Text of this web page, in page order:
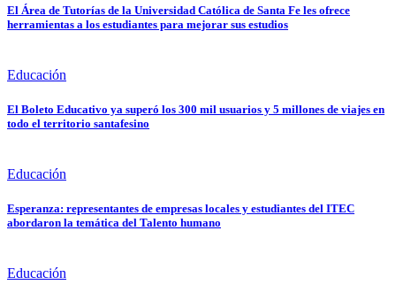
El Área de Tutorías de la Universidad Católica de Santa Fe les ofrece
herramientas a los estudiantes para mejorar sus estudios
Educación
El Boleto Educativo ya superó los 300 mil usuarios y 5 millones de viajes en
todo el territorio santafesino
Educación
Esperanza: representantes de empresas locales y estudiantes del ITEC
abordaron la temática del Talento humano
Educación